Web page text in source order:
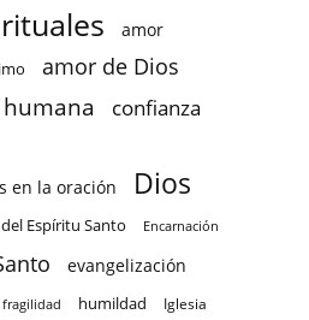
amor
amor de Dios
confianza
en la oración Dios
Espíritu Santo Encarnación
evangelización
fragilidad humildad Iglesia